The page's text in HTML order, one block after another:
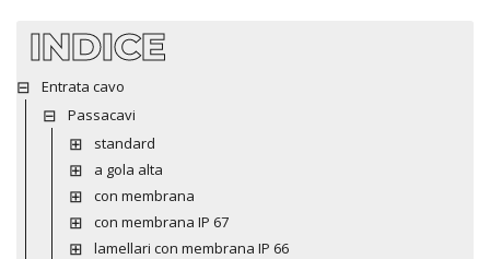
INDICE
Entrata cavo
Passacavi
standard
a gola alta
con membrana
con membrana IP 67
lamellari con membrana IP 66